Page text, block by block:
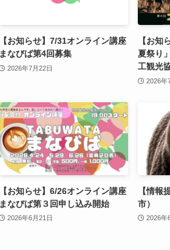
【お知らせ】7/31オンライン講座
まなびば第4回募集
2026年7月22日
【お知
夏祭り
工観光
2026年
【お知らせ】6/26オンライン講座
まなびば第３回申し込み開始
2026年6月21日
【情報
市）
2026年